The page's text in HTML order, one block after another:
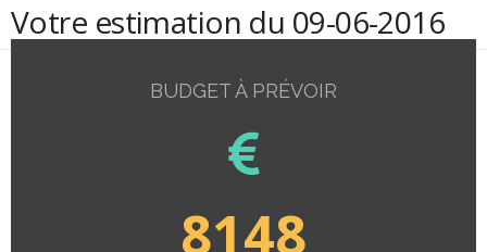
Votre estimation du 09-06-2016
BUDGET À PRÉVOIR
8148